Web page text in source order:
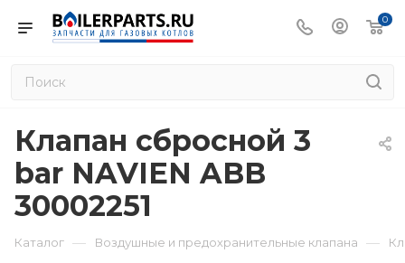
0
Клапан сбросной 3
bar NAVIEN ABB
30002251
Каталог — Воздушные и предохранительные клапана —